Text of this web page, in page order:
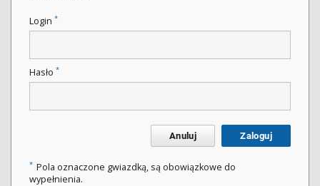
Login *
Hasło *
Anuluj Zaloguj
* Pola oznaczone gwiazdką, są obowiązkowe do
wypełnienia.